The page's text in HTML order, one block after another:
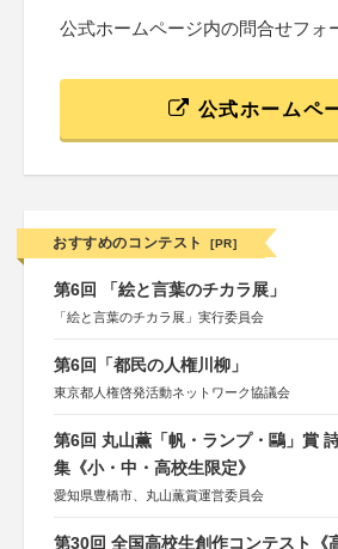
公式ホームページ内の問合せフォ
公式ホームペ
おすすめのコンテスト [PR]
第6回 「絵と言葉のチカラ展」
「絵と言葉のチカラ展」実行委員会
第6回「都民の人権川柳」
東京都人権啓発活動ネットワーク協議会
第6回 丸山薫「帆・ランプ・鷗」賞
集《小・中・高校生限定》
愛知県豊橋市、丸山薫賞運営委員会
第30回 全国高校生創作コンテスト《